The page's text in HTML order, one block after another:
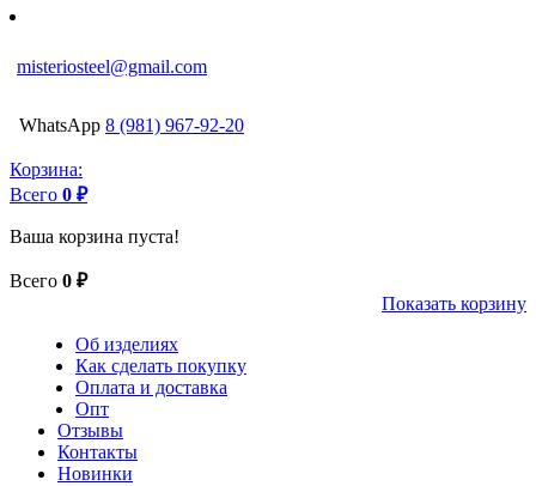
misteriosteel@gmail.com
WhatsApp 8 (981) 967-92-20
Корзина:
Всего 0 ₽
Ваша корзина пуста!
Всего 0 ₽
Показать корзину
Об изделиях
Как сделать покупку
Оплата и доставка
Опт
Отзывы
Контакты
Новинки